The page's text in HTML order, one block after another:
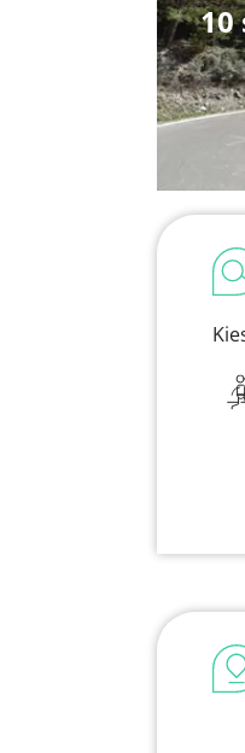
10